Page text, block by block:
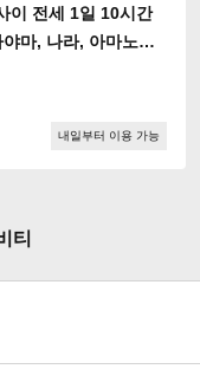
이 전세 1일 10시간
마, 나라, 아마노하
내일부터 이용 가능
티